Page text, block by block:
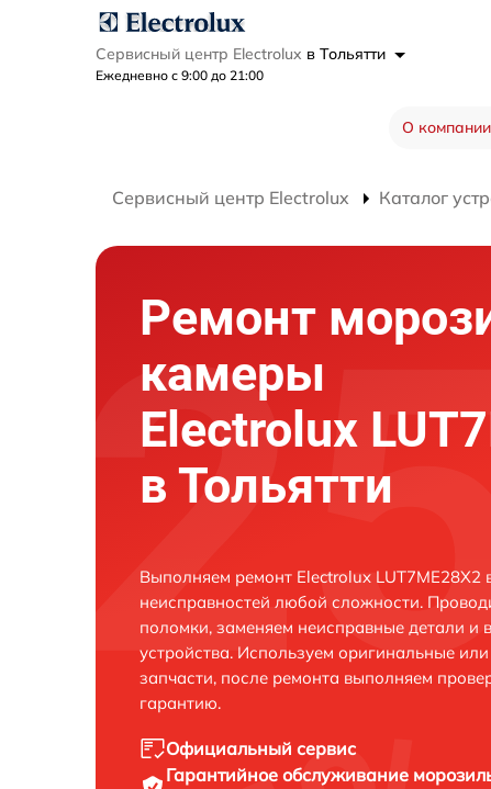
Сервисный центр Electrolux в Тольятти
Ежедневно с 9:00 до 21:00
О компании
Сервисный центр Electrolux Каталог
Ремонт
камеры
Electrolux
в Тольятти
Выполняем ремонт Electrolux LUT7ME28X2
неисправностей любой сложности.
поломки, заменяем неисправные детали и
устройства. Используем оригинальные
запчасти, после ремонта выполняем
гарантию.
Официальный сервис
Гарантийное обслуживание